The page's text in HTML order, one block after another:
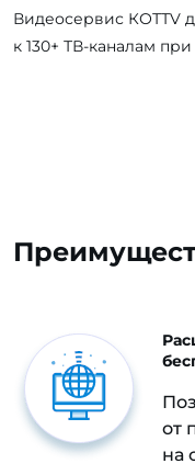
Видеосервис КОТТV
к 130+ ТВ-каналам
от
на